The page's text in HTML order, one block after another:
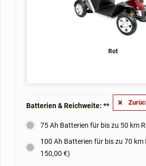
Rot
Batterien & Reichweite: **
75 Ah Batterien für bis zu 50 km
100 Ah Batterien für bis zu 70 km
150,00 €)